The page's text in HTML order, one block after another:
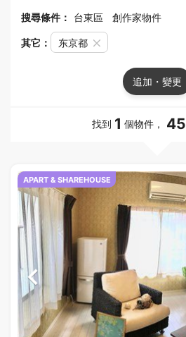
搜尋條件： 台東區 創作家物件
其它： 东京都
追加・變更
找到 1 個物件， 45
APART & SHAREHOUSE